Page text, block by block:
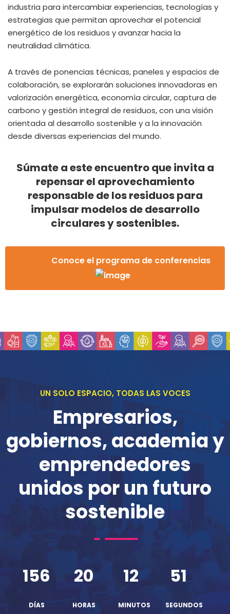
industria para intercambiar experiencias, tecnologías y
estrategias que permitan aprovechar el potencial
energético de los residuos y avanzar hacia la
neutralidad climática.
A través de ponencias técnicas, paneles y espacios de
colaboración, se explorarán soluciones innovadoras en
valorización energética, economía circular, captura de
carbono y gestión integral de residuos, con una visión
orientada al desarrollo sostenible y a la innovación
desde diversas experiencias del mundo.
Súmate a este encuentro que invita a
repensar el aprovechamiento
responsable de los residuos para
impulsar modelos de desarrollo
circulares y sostenibles.
Conoce el programa de conferencias
UN SOLO ESPACIO, TODAS LAS VOCES
Empresarios,
gobiernos, academia y
emprendedores
unidos por un futuro
sostenible
156
DÍAS
20
HORAS
12
MINUTOS
52
SEGUNDOS